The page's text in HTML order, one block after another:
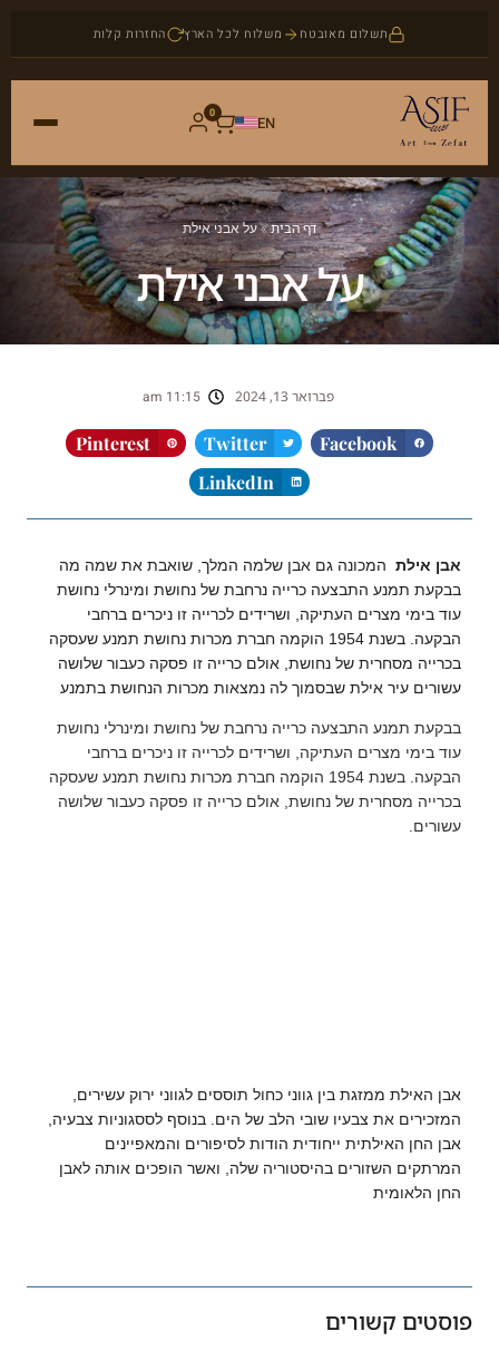
תשלום מאובטח משלוח לכל הארץ החזרות קלות
EN
0
ראשי
חנות
אמנות
אבני חן
אודות
צור קשר
דף הבית»על אבני אילת
על אבני אילת
פוסטים קשורים
פברואר 13, 2024 11:15 am
Facebook
Twitter
Pinterest
LinkedIn
אבן אילת המכונה גם אבן שלמה המלך, שואבת את שמה מה
בבקעת תמנע התבצעה כרייה נרחבת של נחושת ומינרלי נחושת
עוד בימי מצרים העתיקה, ושרידים לכרייה זו ניכרים ברחבי
הבקעה. בשנת 1954 הוקמה חברת מכרות נחושת תמנע שעסקה
בכרייה מסחרית של נחושת, אולם כרייה זו פסקה כעבור שלושה
עשורים עיר אילת שבסמוך לה נמצאות מכרות הנחושת בתמנע
בבקעת תמנע התבצעה כרייה נרחבת של נחושת ומינרלי נחושת
עוד בימי מצרים העתיקה, ושרידים לכרייה זו ניכרים ברחבי
הבקעה. בשנת 1954 הוקמה חברת מכרות נחושת תמנע שעסקה
בכרייה מסחרית של נחושת, אולם כרייה זו פסקה כעבור שלושה
עשורים.
אבן האילת ממזגת בין גווני כחול תוססים לגווני ירוק עשירים,
המזכירים את צבעיו שובי הלב של הים. בנוסף לססגוניות צבעיה,
אבן החן האילתית ייחודית הודות לסיפורים והמאפיינים
המרתקים השזורים בהיסטוריה שלה, ואשר הופכים אותה לאבן
החן הלאומית